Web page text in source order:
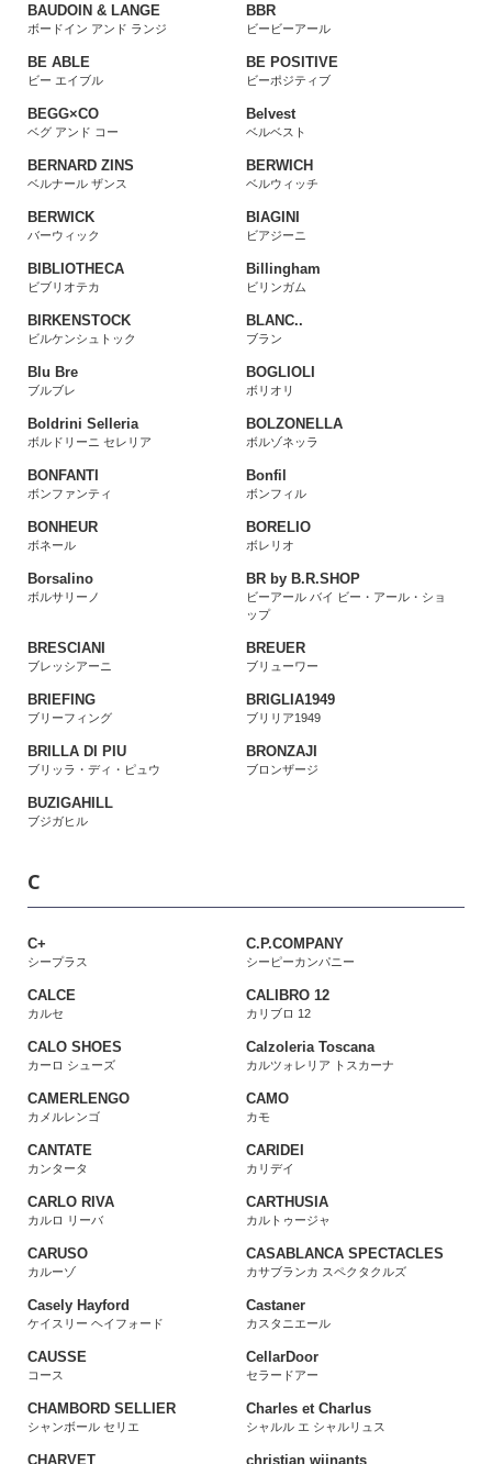
BAUDOIN & LANGE
ボードイン アンド ランジ
BBR
ビービーアール
BE ABLE
ビー エイブル
BE POSITIVE
ビーポジティブ
BEGG×CO
ベグ アンド コー
Belvest
ベルベスト
BERNARD ZINS
ベルナール ザンス
BERWICH
ベルウィッチ
BERWICK
バーウィック
BIAGINI
ビアジーニ
BIBLIOTHECA
ビブリオテカ
Billingham
ビリンガム
BIRKENSTOCK
ビルケンシュトック
BLANC..
ブラン
Blu Bre
ブルブレ
BOGLIOLI
ボリオリ
Boldrini Selleria
ボルドリーニ セレリア
BOLZONELLA
ボルゾネッラ
BONFANTI
ボンファンティ
Bonfil
ボンフィル
BONHEUR
ボネール
BORELIO
ボレリオ
Borsalino
ボルサリーノ
BR by B.R.SHOP
ビーアール バイ ビー・アール・ショ
ップ
BRESCIANI
ブレッシアーニ
BREUER
ブリューワー
BRIEFING
ブリーフィング
BRIGLIA1949
ブリリア1949
BRILLA DI PIU
ブリッラ・ディ・ピュウ
BRONZAJI
ブロンザージ
BUZIGAHILL
ブジガヒル
C
C+
シープラス
C.P.COMPANY
シーピーカンパニー
CALCE
カルセ
CALIBRO 12
カリブロ 12
CALO SHOES
カーロ シューズ
Calzoleria Toscana
カルツォレリア トスカーナ
CAMERLENGO
カメルレンゴ
CAMO
カモ
CANTATE
カンタータ
CARIDEI
カリデイ
CARLO RIVA
カルロ リーバ
CARTHUSIA
カルトゥージャ
CARUSO
カルーゾ
CASABLANCA SPECTACLES
カサブランカ スペクタクルズ
Casely Hayford
ケイスリー ヘイフォード
Castaner
カスタニエール
CAUSSE
コース
CellarDoor
セラードアー
CHAMBORD SELLIER
シャンボール セリエ
Charles et Charlus
シャルル エ シャルリュス
CHARVET christian wijnants